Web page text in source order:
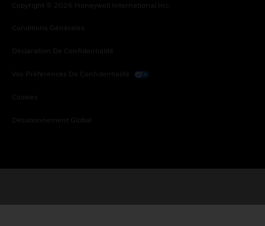
Copyright © 2026 Honeywell International Inc.
Conditions Générales
Déclaration De Confidentialité
Vos Préférences De Confidentialité
Cookies
Désabonnement Global